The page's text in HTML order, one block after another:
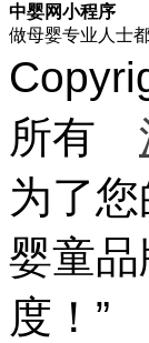
中婴网小程序
做母婴专业人士
所有
为了
婴童
度！”